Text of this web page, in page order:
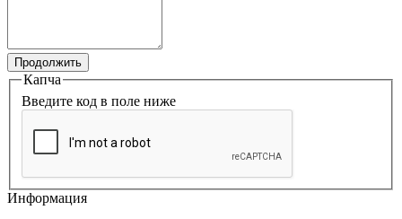
Продолжить
Капча
Введите код в поле ниже
Информация